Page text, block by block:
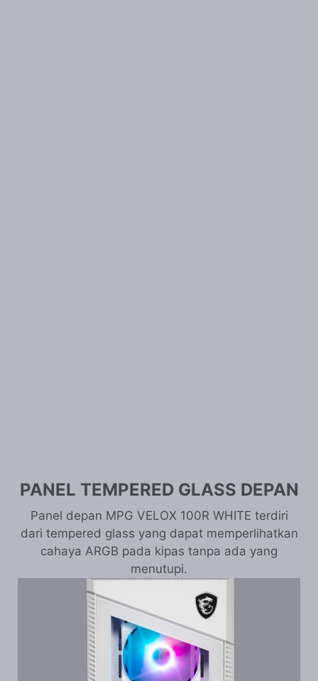
PANEL TEMPERED GLASS DEPAN
Panel depan MPG VELOX 100R WHITE terdiri
dari tempered glass yang dapat memperlihatkan
cahaya ARGB pada kipas tanpa ada yang
menutupi.